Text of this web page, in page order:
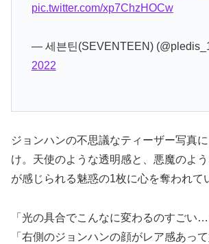
pic.twitter.com/xp7ChzHOCw
— 세븐틴(SEVENTEEN)
2022
ジョンハンの不思議なティーザー写真
け。天使のような透明感と、悪魔のよ
が感じられる魅惑の1枚に心を奪われて
「光の具合でこんなに変わるのすごい…
「右側のジョンハンの顔がレア感あって